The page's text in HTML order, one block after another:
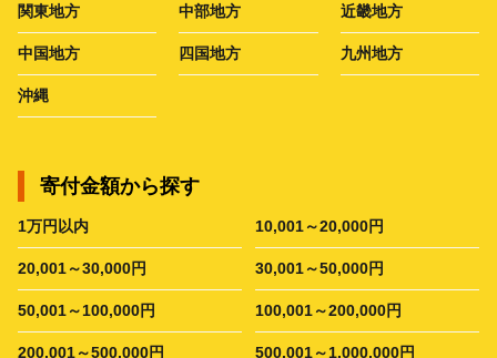
関東地方 中部地方 近畿地方
中国地方 四国地方 九州地方
沖縄
寄付金額から探す
1万円以内 10,001～20,000円
20,001～30,000円 30,001～50,000円
50,001～100,000円 100,001～200,000円
200,001～500,000円 500,001～1,000,000円